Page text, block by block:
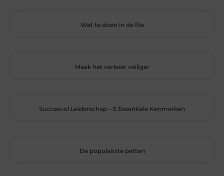
Wat te doen in de file
Maak het verkeer veiliger
Succesvol Leiderschap – 5 Essentiële Kenmerken
De populairste petten